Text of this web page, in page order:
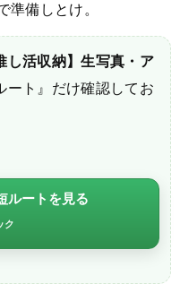
準備しとけ。
し活収納】生写真・ア
ート』だけ確認してお
ルートを見る
ク